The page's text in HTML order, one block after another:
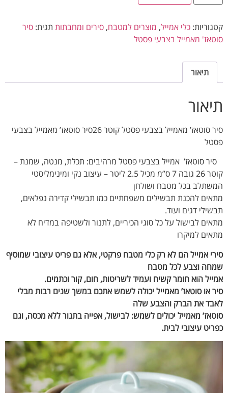
כלי אמייל,מוצרים למטבח,סירים ומחבתותתגית:סיר
מאמייל בצבעי פסטל
תיאור
סיר סוטאז’ מאמייל בצבעי פסטל קוטר 26סיר סוטאז’ מאמייל בצבעי
סוטאז’ אמייל בצבעי פסטל מרהיבים: תכלת, מנטה, שמנת –
קוטר 26 גובה 7 ס”מ מכיל 2.5 ליטר – עיצוב נקי ומינימליסטי
בכל מטבח ושולחן
להכנת תבשילים משפחתיים כמו תבשילי קדירה נפלאים,
דגים ועוד.
לבישול על כל סוגי הכיריים, לתנור ולשטיפה במדיח לא
למיקרו
אמייל הם לא רק כלי מטבח פרקטי, אלא גם פריט עיצובי שמוסיף
וצבע לכל מטבח
הוא חומר קשיח ועמיד לשריטות, חום, קור וכתמים.
או סוטאז’ מאמייל יכולה לשמש אתכם במשך שנים רבות מבלי
את הברק והצבע שלה
מאמייל יכולים לשמש: לבישול, אפייה בתנור ללא מכסה, וגם
עיצובי לבית.